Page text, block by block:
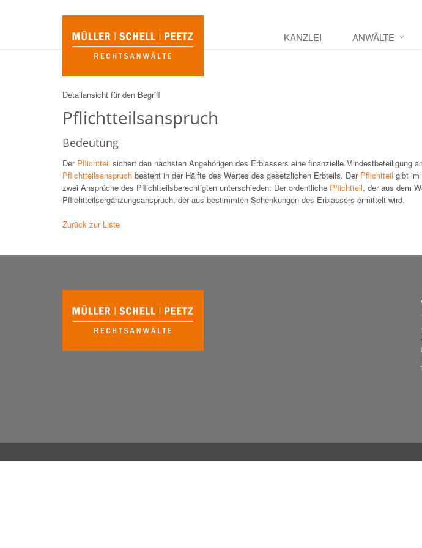
KANZLEI ANWÄLTE
Detailansicht für den Begriff
Pflichtteilsanspruch
Bedeutung
Der Pflichtteil sichert den nächsten Angehörigen des Erblassers eine finanzielle Mindestbeteiligung
Pflichtteilsanspruch besteht in der Hälfte des Wertes des gesetzlichen Erbteils. Der Pflichtteil gibt im
zwei Ansprüche des Pflichtteilsberechtigten unterschieden: Der ordentliche Pflichtteil, der aus dem
Pflichtteilsergänzungsanspruch, der aus bestimmten Schenkungen des Erblassers ermittelt wird.
Zurück zur Liste